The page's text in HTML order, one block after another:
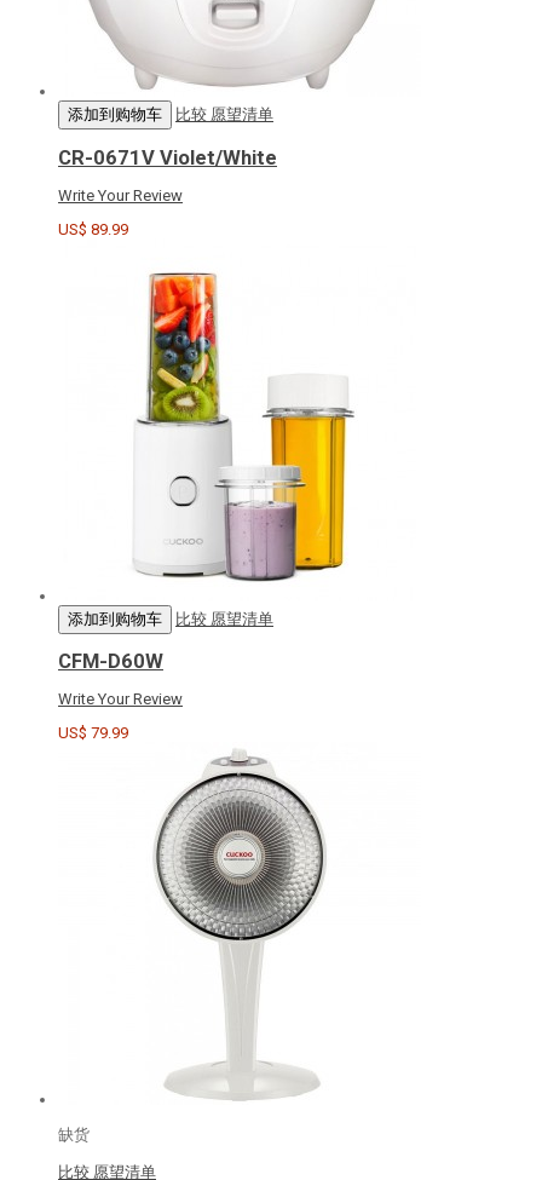
添加到购物车 比较 愿望清单
CR-0671V Violet/White
Write Your Review
US$ 89.99
添加到购物车 比较 愿望清单
CFM-D60W
Write Your Review
US$ 79.99
缺货
比较 愿望清单